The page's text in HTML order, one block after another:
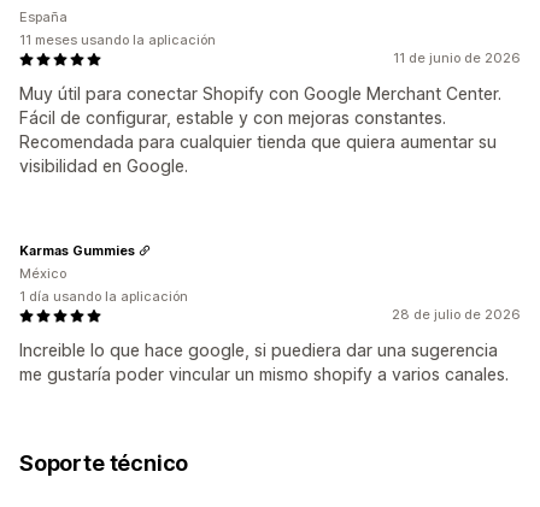
11 de junio de 2026
Muy útil para conectar Shopify con Google Merchant Center.
Fácil de configurar, estable y con mejoras constantes.
Recomendada para cualquier tienda que quiera aumentar su
visibilidad en Google.
España
11 meses usando la aplicación
28 de julio de 2026
Increible lo que hace google, si puediera dar una sugerencia
me gustaría poder vincular un mismo shopify a varios canales.
Karmas Gummies
México
1 día usando la aplicación
Soporte técnico